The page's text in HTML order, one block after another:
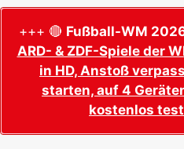
+++ 🔴 Fußball-WM
ARD- & ZDF-Spiele der
in HD, Anstoß
starten, auf 4
kostenlos